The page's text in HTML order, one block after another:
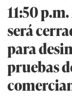
11:50
será
para
pruebas